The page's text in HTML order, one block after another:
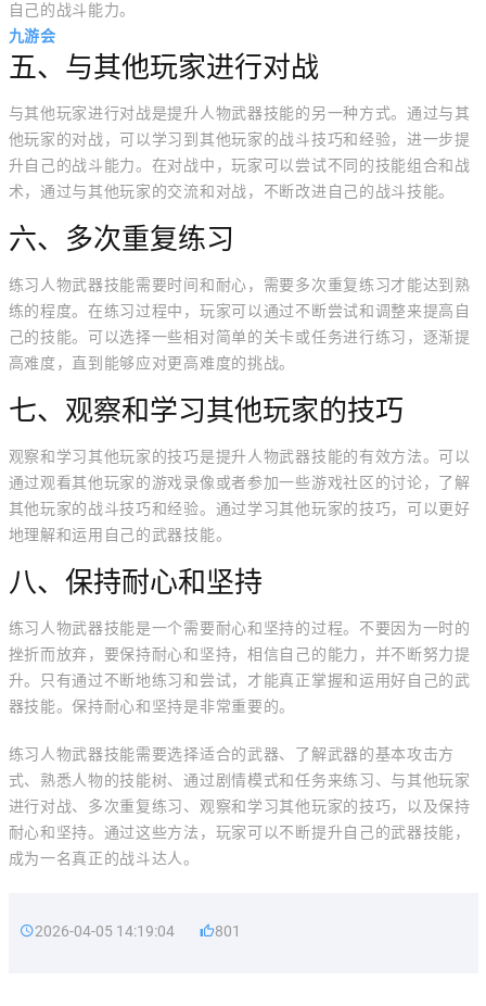
自己的战斗能力。
九游会
五、与其他玩家进行对战
与其他玩家进行对战是提升人物武器技能的另一种方式。通过与其
他玩家的对战，可以学习到其他玩家的战斗技巧和经验，进一步提
升自己的战斗能力。在对战中，玩家可以尝试不同的技能组合和战
术，通过与其他玩家的交流和对战，不断改进自己的战斗技能。
六、多次重复练习
练习人物武器技能需要时间和耐心，需要多次重复练习才能达到熟
练的程度。在练习过程中，玩家可以通过不断尝试和调整来提高自
己的技能。可以选择一些相对简单的关卡或任务进行练习，逐渐提
高难度，直到能够应对更高难度的挑战。
七、观察和学习其他玩家的技巧
观察和学习其他玩家的技巧是提升人物武器技能的有效方法。可以
通过观看其他玩家的游戏录像或者参加一些游戏社区的讨论，了解
其他玩家的战斗技巧和经验。通过学习其他玩家的技巧，可以更好
地理解和运用自己的武器技能。
八、保持耐心和坚持
练习人物武器技能是一个需要耐心和坚持的过程。不要因为一时的
挫折而放弃，要保持耐心和坚持，相信自己的能力，并不断努力提
升。只有通过不断地练习和尝试，才能真正掌握和运用好自己的武
器技能。保持耐心和坚持是非常重要的。
练习人物武器技能需要选择适合的武器、了解武器的基本攻击方
式、熟悉人物的技能树、通过剧情模式和任务来练习、与其他玩家
进行对战、多次重复练习、观察和学习其他玩家的技巧，以及保持
耐心和坚持。通过这些方法，玩家可以不断提升自己的武器技能，
成为一名真正的战斗达人。
2026-04-05 14:19:04 801